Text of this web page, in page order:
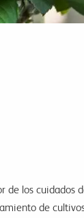
de los cuidados
de